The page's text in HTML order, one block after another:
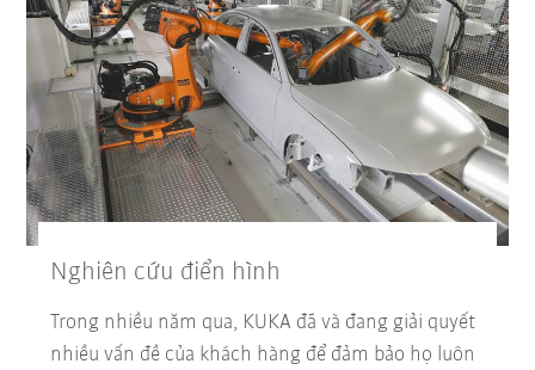
Nghiên cứu điển hình
Trong nhiều năm qua, KUKA đã và đang giải quyết
nhiều vấn đề của khách hàng để đảm bảo họ luôn